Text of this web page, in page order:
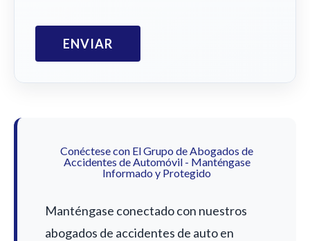
Conéctese con El Grupo de Abogados de
Accidentes de Automóvil - Manténgase
Informado y Protegido
Manténgase conectado con nuestros
abogados de accidentes de auto en